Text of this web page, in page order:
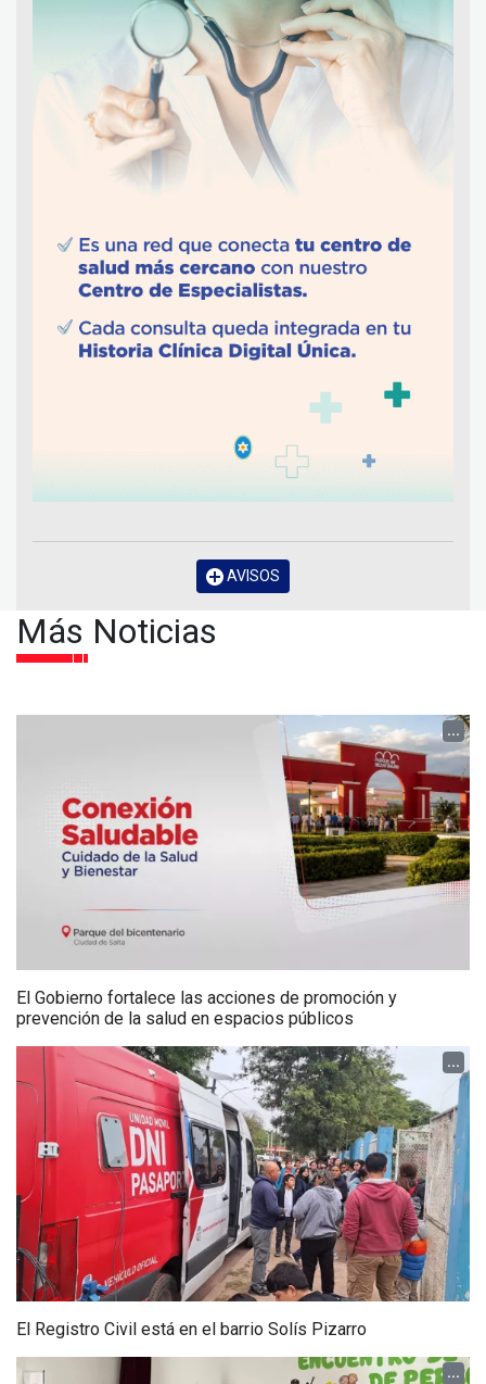
AVISOS
Más Noticias
...
El Gobierno fortalece las acciones de promoción y
prevención de la salud en espacios públicos
...
El Registro Civil está en el barrio Solís Pizarro
...